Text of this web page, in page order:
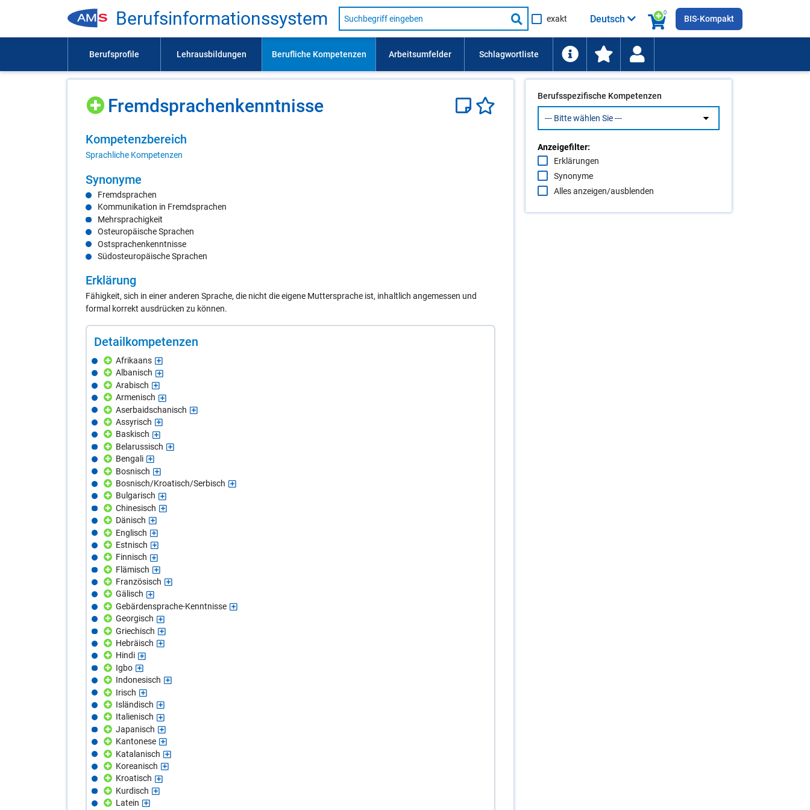
Be­rufs­in­for­ma­ti­ons­sys­tem
Suche
nach
Lehrausbildung,
usw.
Suche
starten
exakt
0
Deutsch BIS-Kompakt
Fremd­spra­chen­kennt­nis­se
Kom­pe­tenz­be­reich
Sprachliche Kompetenzen
Syn­ony­me
Fremdsprachen
Kommunikation in Fremdsprachen
Mehrsprachigkeit
Osteuropäische Sprachen
Ostsprachenkenntnisse
Südosteuropäische Sprachen
Er­klä­rung
Fähigkeit, sich in einer anderen Sprache, die nicht die eigene Muttersprache ist, inhaltlich angemessen und
formal korrekt ausdrücken zu können.
De­tail­kom­pe­ten­zen
Afrikaans
Albanisch
Arabisch
Armenisch
Aserbaidschanisch
Assyrisch
Baskisch
Belarussisch
Bengali
Bosnisch
Bosnisch/Kroatisch/Serbisch
Bulgarisch
Chinesisch
Dänisch
Englisch
Estnisch
Finnisch
Flämisch
Französisch
Gälisch
Gebärdensprache-Kenntnisse
Georgisch
Griechisch
Hebräisch
Hindi
Igbo
Indonesisch
Irisch
Isländisch
Italienisch
Japanisch
Kantonese
Katalanisch
Koreanisch
Kroatisch
Kurdisch
Latein
Berufsspezifische Kompetenzen
Anzeigefilter:
Erklärungen
Synonyme
Alles anzeigen/ausblenden